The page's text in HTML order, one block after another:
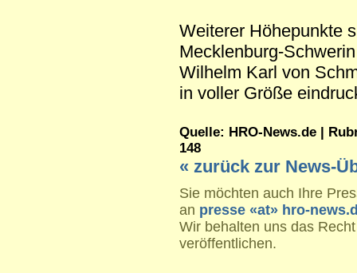
Weiterer Höhepunkte
Mecklenburg-
Wilhelm Karl von
in voller Größe
Quelle: HRO-News.de |
148
« zurück zur News-
Sie möchten auch Ihre
an presse «at» hro-
Wir behalten uns das
veröffentlichen.